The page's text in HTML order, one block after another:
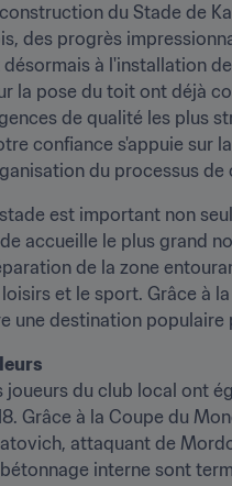
du Stade de
des progrès
désormais à l'installation
la pose du toit ont déjà
de qualité les plus
confiance s'appuie sur
du processus de
est important non
accueille le plus grand
de la zone
loisirs et le sport. Grâce à
une destination populaire
joueurs du club local ont
Grâce à la Coupe du
attaquant de
interne sont